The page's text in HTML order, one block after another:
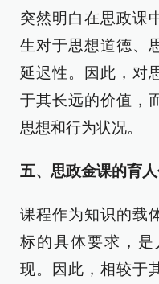
突然明白在思政课
生对于思想道德、
延迟性。因此，对
于其长远的价值，
思想和行为状况。
五、思政金课的育
课程作为知识的载
标的具体要求，
现。因此，相较于